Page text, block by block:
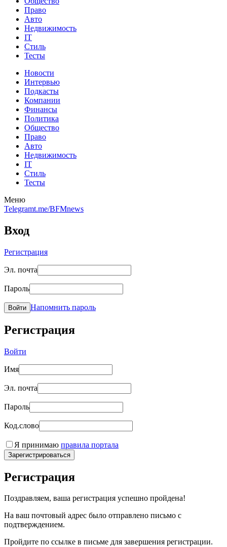
Право
Авто
Недвижимость
IT
Стиль
Тесты
Новости
Интервью
Подкасты
Компании
Финансы
Политика
Общество
Право
Авто
Недвижимость
IT
Стиль
Тесты
Меню
Telegramt.me/BFMnews
Вход
Регистрация
Эл. почта
Пароль
Войти Напомнить пароль
Регистрация
Войти
Имя
Эл. почта
Пароль
Код.слово
Я принимаю правила портала
Зарегистрироваться
Регистрация
Поздравляем, ваша регистрация успешно пройдена!
На ваш почтовый адрес было отправлено письмо с
подтверждением.
Пройдите по ссылке в письме для завершения регистрации.